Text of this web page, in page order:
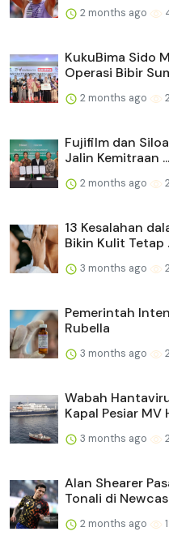
2 months ago
KukuBima Sido
Operasi Bibir
2 months ago
Fujifilm dan
Jalin Kemitraan ...
2 months ago
13 Kesalahan
Bikin Kulit Tetap
3 months ago
Pemerintah
Rubella
3 months ago
Wabah
Kapal Pesiar MV
3 months ago
Alan Shearer
Tonali di
2 months ago